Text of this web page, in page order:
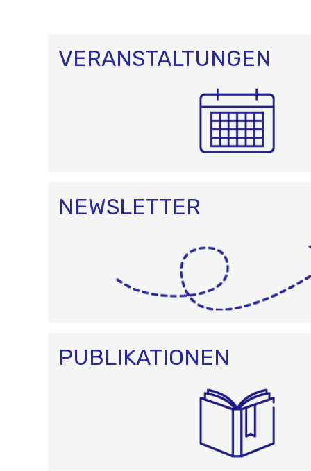
VERANSTALTUNGEN
NEWSLETTER
PUBLIKATIONEN